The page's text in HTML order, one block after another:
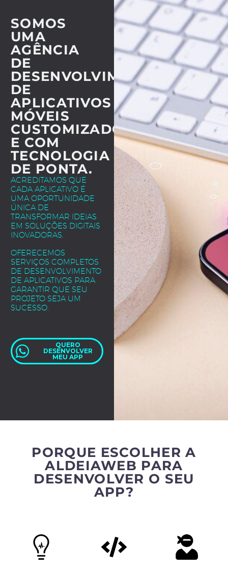
SOMOS
UMA
AGÊNCIA
DE
DESENVOLVIMENTO
DE
APLICATIVOS
MÓVEIS
CUSTOMIZADOS
E COM
TECNOLOGIA
DE PONTA.
ACREDITAMOS QUE
CADA APLICATIVO É
UMA OPORTUNIDADE
ÚNICA DE
TRANSFORMAR IDEIAS
EM SOLUÇÕES DIGITAIS
INOVADORAS.
OFERECEMOS
SERVIÇOS COMPLETOS
DE DESENVOLVIMENTO
DE APLICATIVOS PARA
GARANTIR QUE SEU
PROJETO SEJA UM
SUCESSO.
QUERO
DESENVOLVER
MEU APP
PORQUE ESCOLHER A
ALDEIAWEB PARA
DESENVOLVER O SEU
APP?